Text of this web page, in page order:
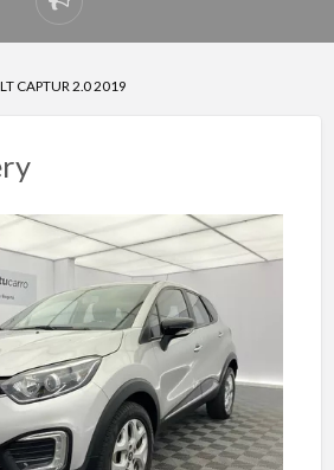
Reportar
problema
CAPTUR 2.0 2019